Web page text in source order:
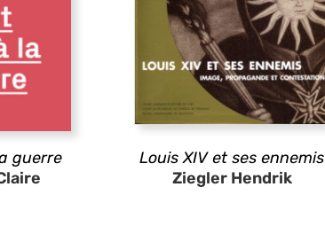
guerre
Louis XIV et ses ennemis
Ziegler Hendrik